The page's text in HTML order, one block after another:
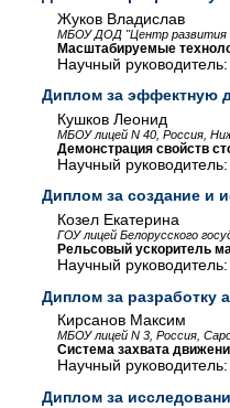
Жуков Владислав
МБОУ ДОД "Центр развития
Масштабируемые
Научный
Диплом за эффектную
Кушков Леонид
МБОУ лицей N 40, Россия,
Демонстрация свойств
Научный
Диплом за создание и
Козел Екатерина
ГОУ лицей Белорусского
Рельсовый ускоритель
Научный
Диплом за разработку
Кирсанов Максим
МБОУ лицей N 3, Россия,
Система захвата
Научный
Диплом за